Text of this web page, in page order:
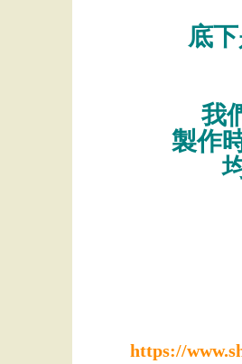
底
我
製作
https://